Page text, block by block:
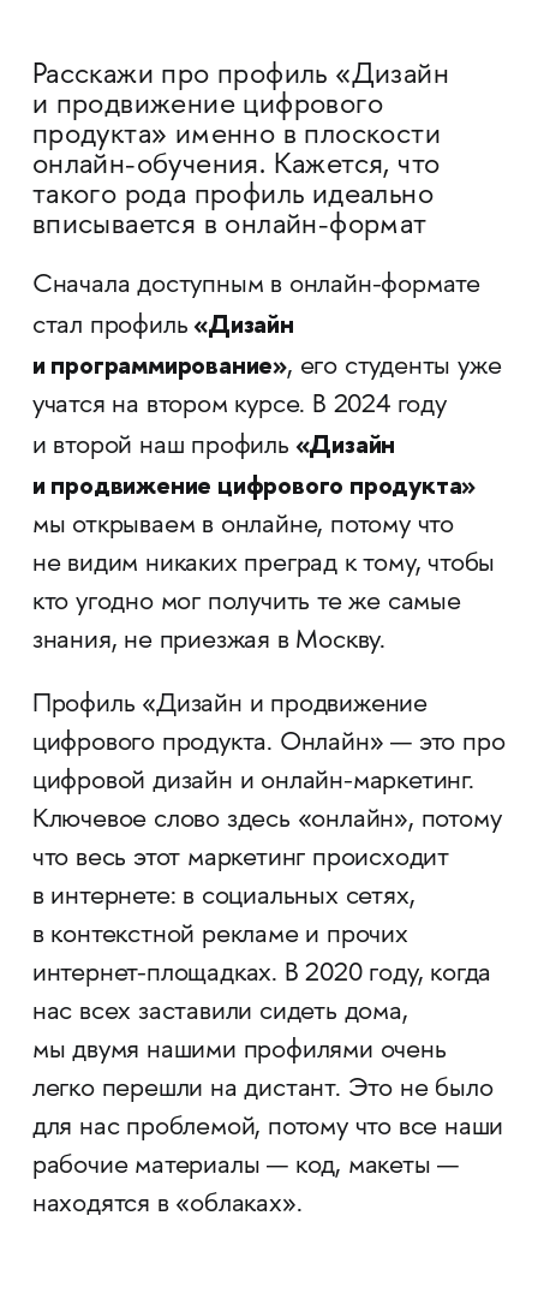
Расскажи про профиль «Дизайн
и продвижение цифрового
продукта» именно в плоскости
онлайн-обучения. Кажется, что
такого рода профиль идеально
вписывается в онлайн-формат
Сначала доступным в онлайн-формате
стал профиль «Дизайн
и программирование», его студенты уже
учатся на втором курсе. В 2024 году
и второй наш профиль «Дизайн
и продвижение цифрового продукта»
мы открываем в онлайне, потому что
не видим никаких преград к тому, чтобы
кто угодно мог получить те же самые
знания, не приезжая в Москву.
Профиль «Дизайн и продвижение
цифрового продукта. Онлайн» — это про
цифровой дизайн и онлайн-маркетинг.
Ключевое слово здесь «онлайн», потому
что весь этот маркетинг происходит
в интернете: в социальных сетях,
в контекстной рекламе и прочих
интернет-площадках. В 2020 году, когда
нас всех заставили сидеть дома,
мы двумя нашими профилями очень
легко перешли на дистант. Это не было
для нас проблемой, потому что все наши
рабочие материалы — код, макеты —
находятся в «облаках».